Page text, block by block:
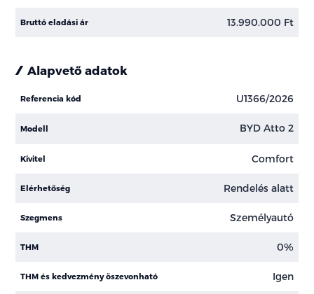
Bruttó eladási ár 13.990.000 Ft
Alapvető adatok
Referencia kód U1366/2026
Modell BYD Atto 2
Kivitel Comfort
Elérhetőség Rendelés alatt
Szegmens Személyautó
THM 0%
THM és kedvezmény öszevonható Igen